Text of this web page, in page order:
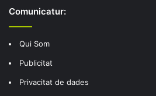
Comunicatur:
Qui Som
Publicitat
Privacitat de dades